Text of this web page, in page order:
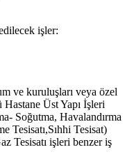
işler:
ve kuruluşları veya özel
Üst Yapı İşleri
Soğutma, Havalandırma
Tesisatı,Sıhhi Tesisat)
Tesisatı işleri benzer iş